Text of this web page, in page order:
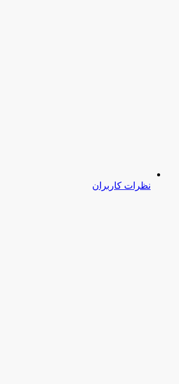
نظرات کاربران